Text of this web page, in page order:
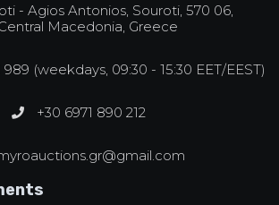
- Agios Antonios, Souroti, 570 06,
Macedonia, Greece
989 (weekdays, 09:30 - 15:30 EET/EEST)
+30 6971 890 212